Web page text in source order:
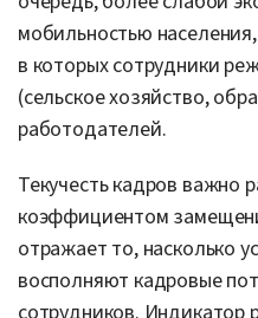
мобильностью
в которых сотрудники
(сельское хозяйство,
работодателей.
Текучесть кадров важно
коэффициентом
отражает то, насколько
восполняют кадровые